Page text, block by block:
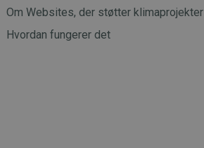
Om Websites, der støtter klimaprojekter
Hvordan fungerer det